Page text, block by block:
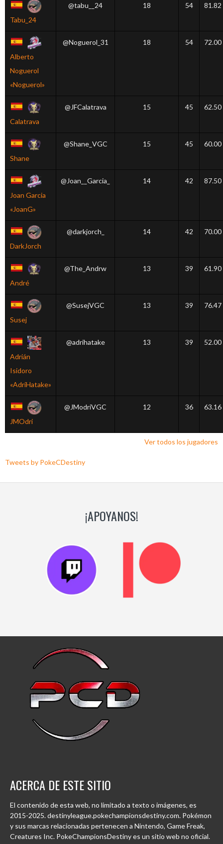
Tabu_24
@tabu__24 18 54 81.82
Alberto
Noguerol
«Noguerol»
@Noguerol_31 18 54 72.00
Calatrava
@JFCalatrava 15 45 62.50
Shane
@Shane_VGC 15 45 60.00
Joan Garcia
«JoanG»
@Joan__Garcia_ 14 42 87.50
DarkJorch
@darkjorch_ 14 42 70.00
André
@The_Andrw 13 39 61.90
Susej
@SusejVGC 13 39 76.47
Adrián
Isidoro
«AdriHatake»
@adrihatake 13 39 52.00
JMOdri
@JModriVGC 12 36 63.16
Ver todos los jugadores
Tweets by PokeCDestiny
¡APOYANOS!
ACERCA DE ESTE SITIO
El contenido de esta web, no limitado a texto o imágenes, es
2015-2025. destinyleague.pokechampionsdestiny.com. Pokémon
y sus marcas relacionadas pertenecen a Nintendo, Game Freak,
Creatures Inc. PokeChampionsDestiny es un sitio web no oficial.